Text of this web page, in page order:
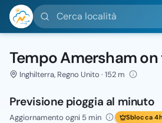
Cerca località
Tempo Amersham on
Inghilterra, Regno Unito · 152 m
Previsione pioggia al minuto
Aggiornamento ogni 5 min Sblocca 4h